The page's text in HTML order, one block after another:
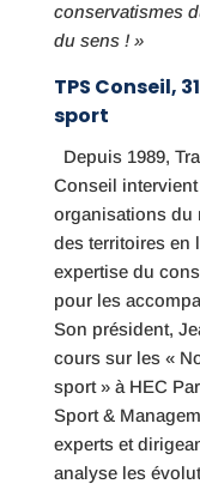
conservatismes
du sens ! »
TPS Conseil,
sport
Depuis 1989,
Conseil
organisations du
des territoires en
expertise du
pour les
Son président,
cours sur les «
sport » à HEC
Sport &
experts et
analyse les